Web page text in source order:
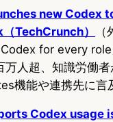
new Codex
TechCrunch）
（
for every role
万人超、知識労働
機能や連携先に言
Codex usage